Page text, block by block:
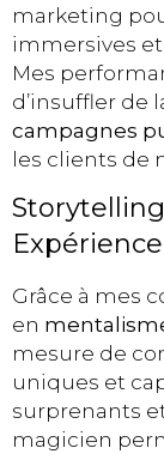
marketing
immersives
Mes
d’insuffler de
campagnes
les clients de
Grâce à mes
en
mesure de
uniques et
surprenants
magicien